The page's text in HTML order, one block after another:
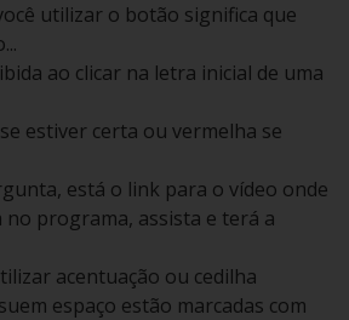
utilizar o botão significa que
ao clicar na letra inicial de uma
estiver certa ou vermelha se
está o link para o vídeo onde
programa, assista e terá a
acentuação ou cedilha
espaço estão marcadas com